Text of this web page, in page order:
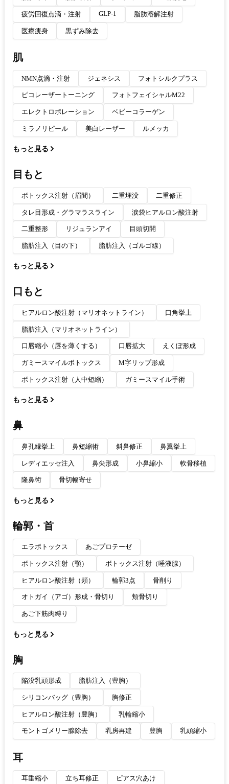
疲労回復点滴・注射 GLP-1 脂肪溶解注射
医療痩身 黒ずみ除去
肌
NMN点滴・注射 ジェネシス フォトシルクプラス
ピコレーザートーニング フォトフェイシャルM22
エレクトロポレーション ベビーコラーゲン
ミラノリピール 美白レーザー ルメッカ
もっと見る
目もと
ボトックス注射（眉間） 二重埋没 二重修正
タレ目形成・グラマラスライン 涙袋ヒアルロン酸注射
二重整形 リジュランアイ 目頭切開
脂肪注入（目の下） 脂肪注入（ゴルゴ線）
もっと見る
口もと
ヒアルロン酸注射（マリオネットライン） 口角挙上
脂肪注入（マリオネットライン）
口唇縮小（唇を薄くする） 口唇拡大 えくぼ形成
ガミースマイルボトックス M字リップ形成
ボトックス注射（人中短縮） ガミースマイル手術
もっと見る
鼻
鼻孔縁挙上 鼻短縮術 斜鼻修正 鼻翼挙上
レディエッセ注入 鼻尖形成 小鼻縮小 軟骨移植
隆鼻術 骨切幅寄せ
もっと見る
輪郭・首
エラボトックス あごプロテーゼ
ボトックス注射（顎） ボトックス注射（唾液腺）
ヒアルロン酸注射（頬） 輪郭3点 骨削り
オトガイ（アゴ）形成・骨切り 頬骨切り
あご下筋肉縛り
もっと見る
胸
陥没乳頭形成 脂肪注入（豊胸）
シリコンバッグ（豊胸） 胸修正
ヒアルロン酸注射（豊胸） 乳輪縮小
モントゴメリー腺除去 乳房再建 豊胸 乳頭縮小
耳
耳垂縮小 立ち耳修正 ピアス穴あけ